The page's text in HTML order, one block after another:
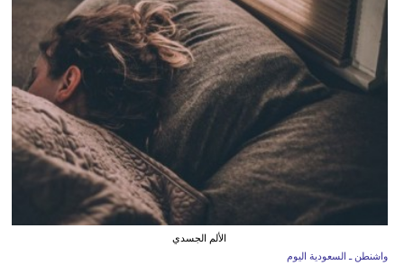
الألم الجسدي
واشنطن ـ السعودية اليوم